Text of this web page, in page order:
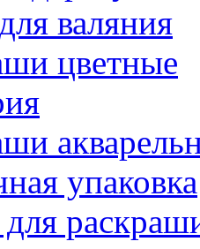
валяния
цветные
упаковка